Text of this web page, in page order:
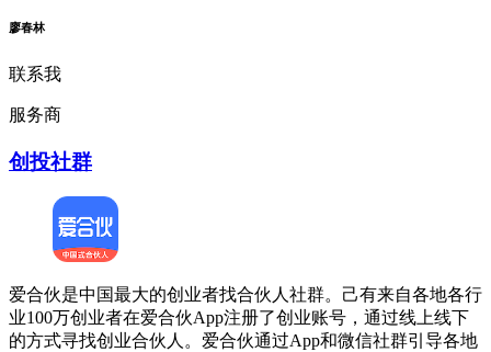
廖春林
联系我
服务商
创投社群
爱合伙是中国最大的创业者找合伙人社群。己有来自各地各行
业100万创业者在爱合伙App注册了创业账号，通过线上线下
的方式寻找创业合伙人。爱合伙通过App和微信社群引导各地